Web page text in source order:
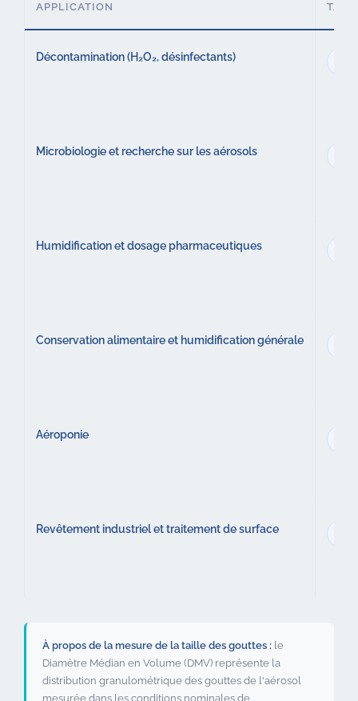
APPLICATION
Décontamination (H₂O₂, désinfectants)
Microbiologie et recherche sur les aérosols
Humidification et dosage pharmaceutiques
Conservation alimentaire et humidification générale
Aéroponie
Revêtement industriel et traitement de surface
À propos de la mesure de la taille des gouttes : le
Diamètre Médian en Volume (DMV) représente la
distribution granulométrique des gouttes de l'aérosol
mesurée dans les conditions nominales de